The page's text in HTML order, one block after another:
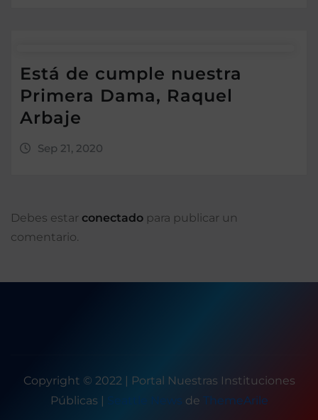
Está de cumple nuestra
Primera Dama, Raquel
Arbaje
Sep 21, 2020
Debes estar conectado para publicar un
comentario.
Copyright © 2022 | Portal Nuestras Instituciones
Públicas | Seattle News de ThemeArile